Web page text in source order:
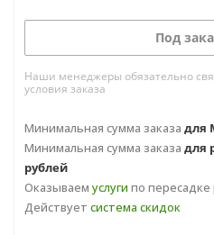
Под
Наши менеджеры обязательно
условия заказа
Минимальная сумма заказа для
Минимальная сумма заказа для
рублей
Оказываем услуги по пересадке
Действует система скидок